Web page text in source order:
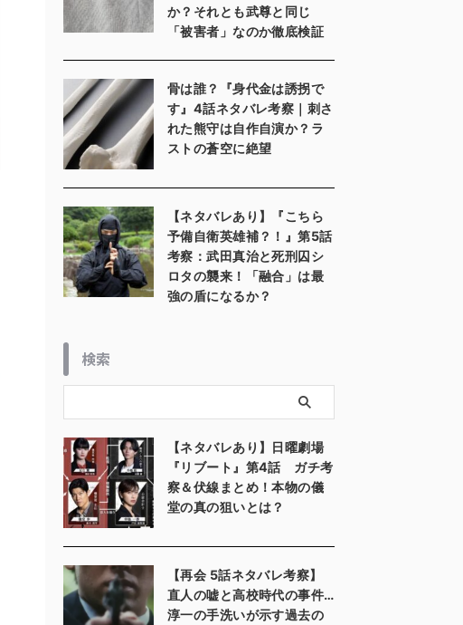
か？それとも武尊と同じ
「被害者」なのか徹底検証
骨は誰？『身代金は誘拐で
す』4話ネタバレ考察｜刺さ
れた熊守は自作自演か？ラ
ストの蒼空に絶望
【ネタバレあり】『こちら
予備自衛英雄補？！』第5話
考察：武田真治と死刑囚シ
ロタの襲来！「融合」は最
強の盾になるか？
検索
【ネタバレあり】日曜劇場
『リブート』第4話 ガチ考
察＆伏線まとめ！本物の儀
堂の真の狙いとは？
【再会 5話ネタバレ考察】
直人の嘘と高校時代の事件…
淳一の手洗いが示す過去の